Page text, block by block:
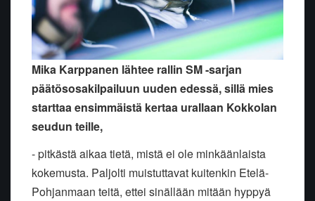
Mika Karppanen lähtee rallin SM -sarjan
päätösosakilpailuun uuden edessä, sillä mies
starttaa ensimmäistä kertaa urallaan Kokkolan
seudun teille,
- pitkästä aikaa tietä, mistä ei ole minkäänlaista
kokemusta. Paljolti muistuttavat kuitenkin Etelä-
Pohjanmaan teitä, ettei sinällään mitään hyppyä